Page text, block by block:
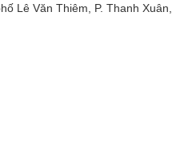
Lê Văn Thiêm, P. Thanh Xuân,